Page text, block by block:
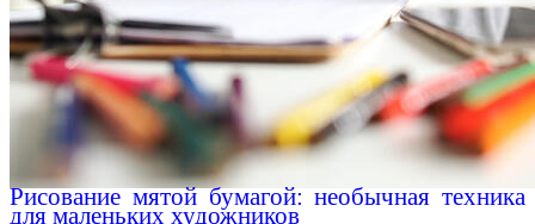
Рисование мятой бумагой: необычная техника
для маленьких художников